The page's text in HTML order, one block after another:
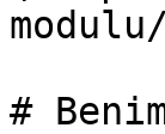
#